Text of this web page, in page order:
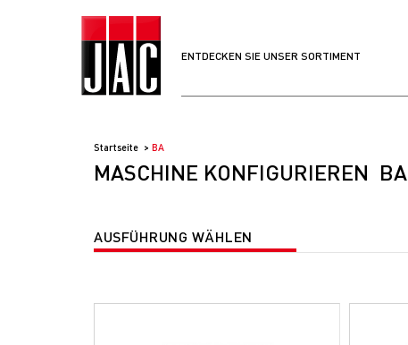
ENTDECKEN SIE UNSER SORTIMENT
Startseite BA
MASCHINE KONFIGURIEREN BA
AUSFÜHRUNG WÄHLEN